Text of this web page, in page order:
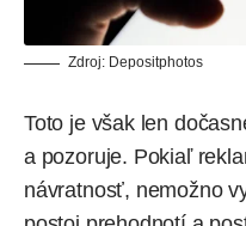
Zdroj: Depositphotos
Toto je však len
a pozoruje. Pokiaľ
návratnosť, nemožno